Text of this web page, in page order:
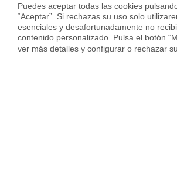
Puedes aceptar todas las cookies
“Aceptar”. Si rechazas su uso solo
esenciales y desafortunadamente no
contenido personalizado. Pulsa el botón
ver más detalles y configurar o rechazar